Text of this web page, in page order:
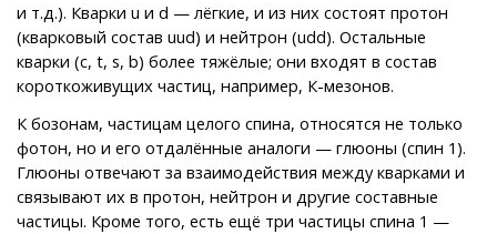
и т.д.). Кварки u и d — лёгкие, и из них состоят протон
(кварковый состав uud) и нейтрон (udd). Остальные
кварки (c, t, s, b) более тяжёлые; они входят в состав
короткоживущих частиц, например, К-мезонов.
К бозонам, частицам целого спина, относятся не только
фотон, но и его отдалённые аналоги — глюоны (спин 1).
Глюоны отвечают за взаимодействия между кварками и
связывают их в протон, нейтрон и другие составные
частицы. Кроме того, есть ещё три частицы спина 1 —